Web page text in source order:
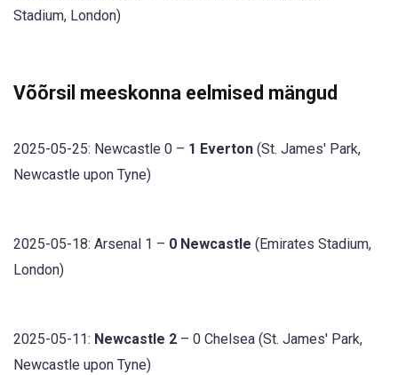
Stadium, London)
Võõrsil meeskonna eelmised mängud
2025-05-25: Newcastle 0 – 1 Everton (St. James' Park,
Newcastle upon Tyne)
2025-05-18: Arsenal 1 – 0 Newcastle (Emirates Stadium,
London)
2025-05-11: Newcastle 2 – 0 Chelsea (St. James' Park,
Newcastle upon Tyne)